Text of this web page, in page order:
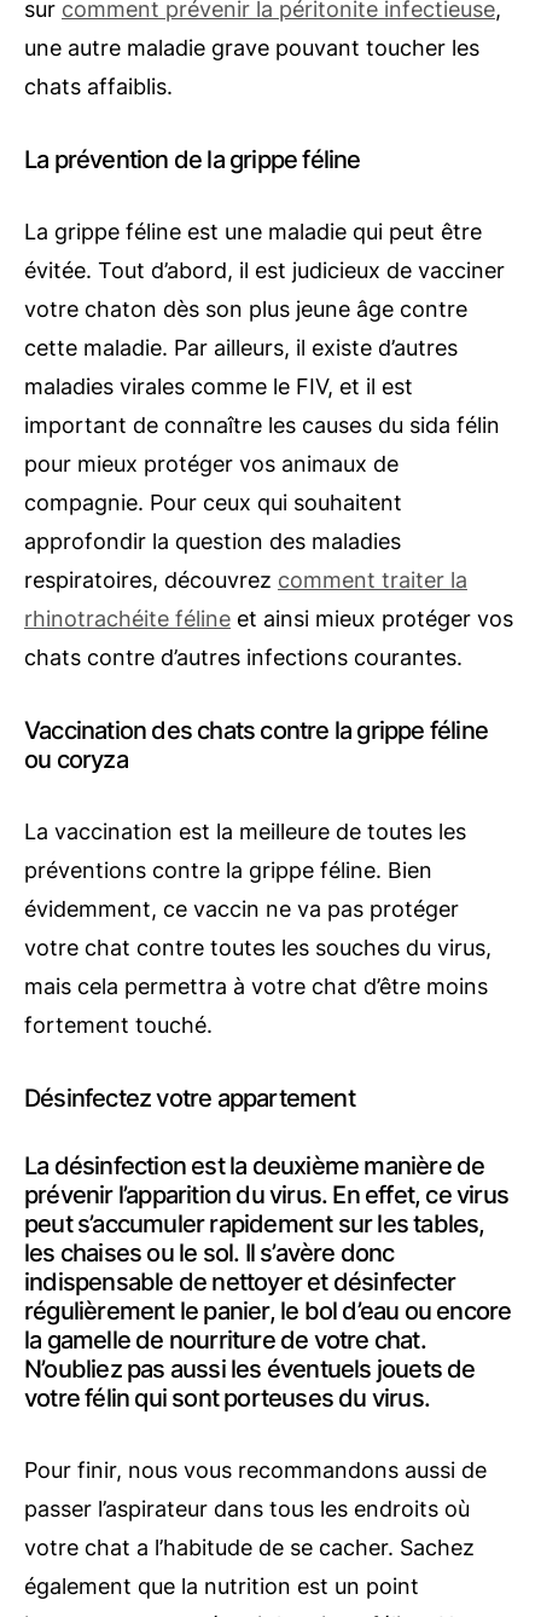
sur comment prévenir la péritonite infectieuse,
une autre maladie grave pouvant toucher les
chats affaiblis.
La prévention de la grippe féline
La grippe féline est une maladie qui peut être
évitée. Tout d’abord, il est judicieux de vacciner
votre chaton dès son plus jeune âge contre
cette maladie. Par ailleurs, il existe d’autres
maladies virales comme le FIV, et il est
important de connaître les causes du sida félin
pour mieux protéger vos animaux de
compagnie. Pour ceux qui souhaitent
approfondir la question des maladies
respiratoires, découvrez comment traiter la
rhinotrachéite féline et ainsi mieux protéger vos
chats contre d’autres infections courantes.
Vaccination des chats contre la grippe féline
ou coryza
La vaccination est la meilleure de toutes les
préventions contre la grippe féline. Bien
évidemment, ce vaccin ne va pas protéger
votre chat contre toutes les souches du virus,
mais cela permettra à votre chat d’être moins
fortement touché.
Désinfectez votre appartement
La désinfection est la deuxième manière de
prévenir l’apparition du virus. En effet, ce virus
peut s’accumuler rapidement sur les tables,
les chaises ou le sol. Il s’avère donc
indispensable de nettoyer et désinfecter
régulièrement le panier, le bol d’eau ou encore
la gamelle de nourriture de votre chat.
N’oubliez pas aussi les éventuels jouets de
votre félin qui sont porteuses du virus.
Pour finir, nous vous recommandons aussi de
passer l’aspirateur dans tous les endroits où
votre chat a l’habitude de se cacher. Sachez
également que la nutrition est un point